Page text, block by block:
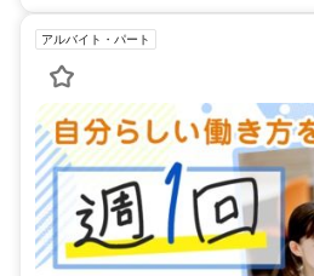
アルバイト・パート